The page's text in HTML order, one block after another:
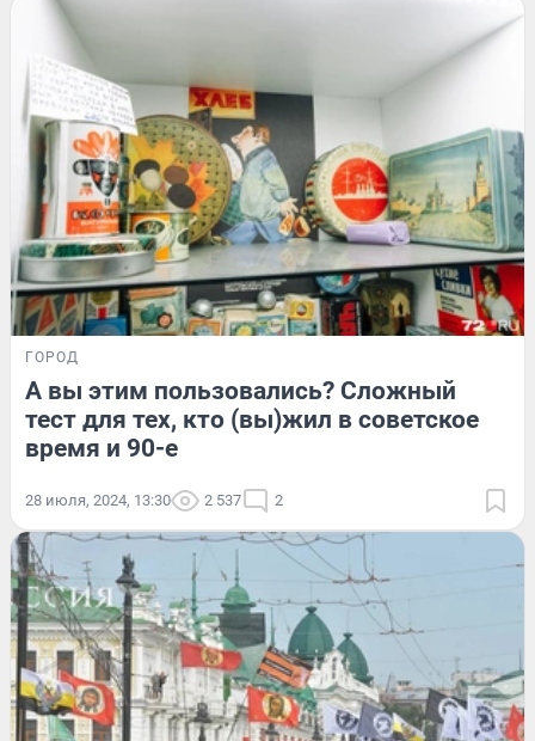
ГОРОД
А вы этим пользовались? Сложный
тест для тех, кто (вы)жил в советское
время и 90-е
28 июля, 2024, 13:30 2 537 2